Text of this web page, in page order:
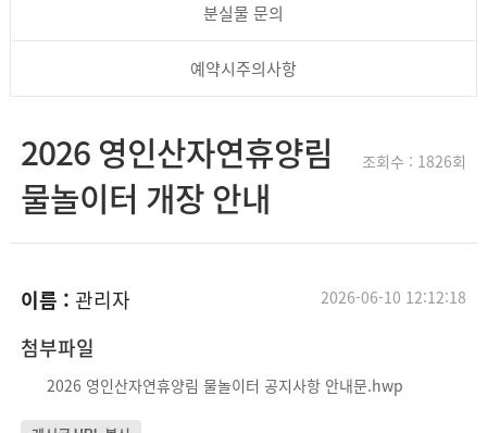
분실물 문의
예약시주의사항
2026 영인산자연휴양림
물놀이터 개장 안내
조회수 : 1826회
이름 : 관리자 2026-06-10 12:12:18
첨부파일
2026 영인산자연휴양림 물놀이터 공지사항 안내문.hwp